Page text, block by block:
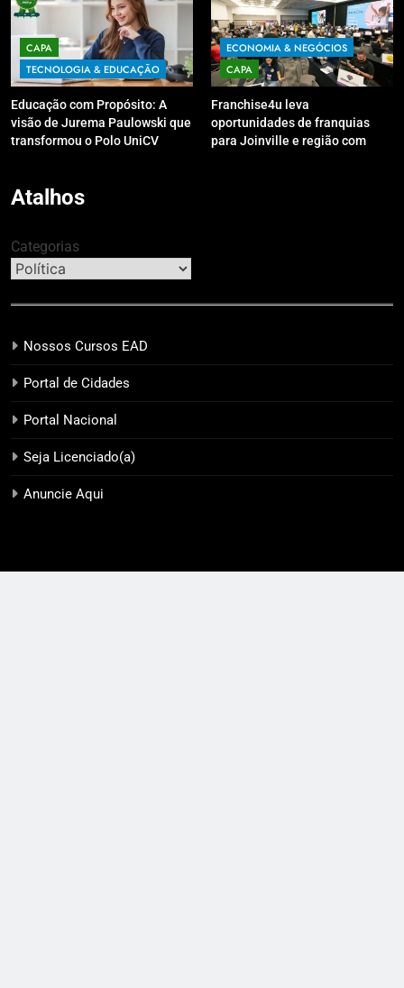
CAPA
TECNOLOGIA & EDUCAÇÃO
Educação com Propósito: A
visão de Jurema Paulowski que
transformou o Polo UniCV
ECONOMIA & NEGÓCIOS
CAPA
Franchise4u leva
oportunidades de franquias
para Joinville e região com
Atalhos
Categorias
Nossos Cursos EAD
Portal de Cidades
Portal Nacional
Seja Licenciado(a)
Anuncie Aqui